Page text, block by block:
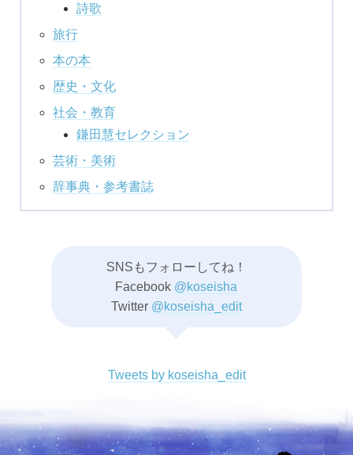
詩歌
旅行
本の本
歴史・文化
社会・教育
鎌田慧セレクション
芸術・美術
辞事典・参考書誌
SNSもフォローしてね！
Facebook @koseisha
Twitter @koseisha_edit
Tweets by koseisha_edit